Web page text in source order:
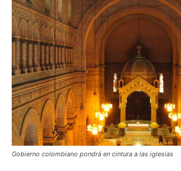
Gobierno colombiano pondrá en cintura a las iglesias